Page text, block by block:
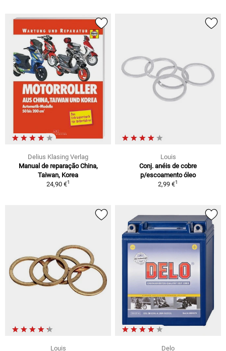
Delius Klasing Verlag
Manual de reparação China,
Taiwan, Korea
24,90 €1
Louis
Conj. anéis de cobre
p/escoamento óleo
2,99 €1
Louis Delo